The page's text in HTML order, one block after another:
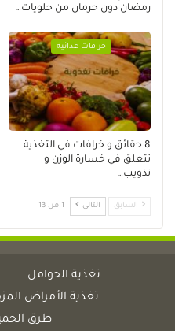
رمضان دون حرمان من حلويات…
خرافات غذائية
8 حقائق و خرافات في التغذية
تتعلق في خسارة الوزن و
تذويب…
السابق التالي 1 من 13
تغذية الحوامل
تغذية الأمراض
طرق